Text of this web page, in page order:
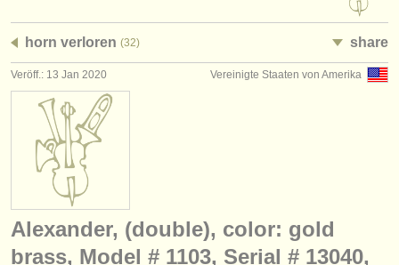
jobs - verwaltung
degree courses
kurse
musikwettbewerbe
instrumentenverkauf
gestohlene instrumente
horn verloren (32) share
Vereinigte Staaten von Amerika
Veröff.: 13 Jan 2020
Alexander, (double), color: gold
brass, Model # 1103, Serial # 13040,